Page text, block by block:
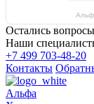
Остались
Наши
+7 499 703-48-20
Контакты
Альфа